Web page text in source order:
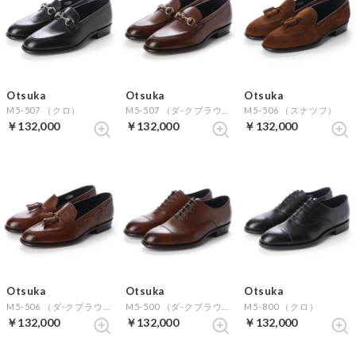
Otsuka
M5-507 （クロ）
￥132,000
Otsuka
￥132,000
Otsuka
M5-506 （スナツフ）
￥132,000
Otsuka
￥132,000
Otsuka
￥132,000
Otsuka
M5-800 （クロ）
￥132,000